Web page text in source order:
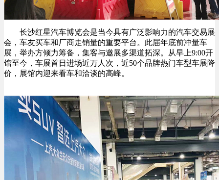
长沙红星汽车博览会是当今具有广泛影响力的汽车交易展
会，车友买车和厂商走销量的重要平台。此届年底前冲量车
展，举办方倾力筹备，集客与邀展多渠道拓深。从早上9:00开
馆至今，车展首日进场近万人次，近50个品牌热门车型车展降
价，展馆内迎来看车和洽谈的高峰。